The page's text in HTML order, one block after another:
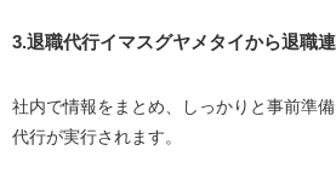
3.退職代行イマスグヤメタイから退職
社内で情報をまとめ、しっかりと事前準
代行が実行されます。